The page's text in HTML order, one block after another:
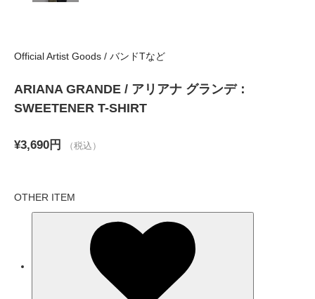
Official Artist Goods / バンドTなど
ARIANA GRANDE / アリアナ グランデ：
SWEETENER T-SHIRT
¥3,690円 （税込）
OTHER ITEM